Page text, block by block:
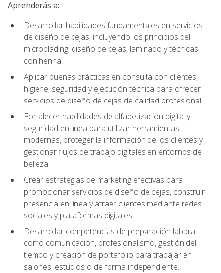
Aprenderás a:
Desarrollar habilidades fundamentales en servicios
de diseño de cejas, incluyendo los principios del
microblading, diseño de cejas, laminado y técnicas
con henna.
Aplicar buenas prácticas en consulta con clientes,
higiene, seguridad y ejecución técnica para ofrecer
servicios de diseño de cejas de calidad profesional.
Fortalecer habilidades de alfabetización digital y
seguridad en línea para utilizar herramientas
modernas, proteger la información de los clientes y
gestionar flujos de trabajo digitales en entornos de
belleza.
Crear estrategias de marketing efectivas para
promocionar servicios de diseño de cejas, construir
presencia en línea y atraer clientes mediante redes
sociales y plataformas digitales.
Desarrollar competencias de preparación laboral
como comunicación, profesionalismo, gestión del
tiempo y creación de portafolio para trabajar en
salones, estudios o de forma independiente.